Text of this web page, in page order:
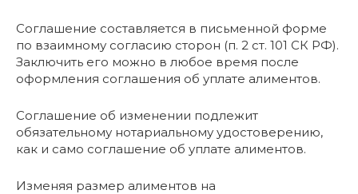
Соглашение составляется в письменной форме
по взаимному согласию сторон (п. 2 ст. 101 СК РФ).
Заключить его можно в любое время после
оформления соглашения об уплате алиментов.
Соглашение об изменении подлежит
обязательному нотариальному удостоверению,
как и само соглашение об уплате алиментов.
Изменяя размер алиментов на